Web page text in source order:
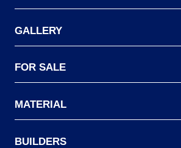
GALLERY
FOR SALE
MATERIAL
BUILDERS